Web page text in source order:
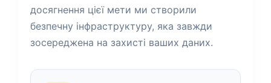
досягнення цієї мети ми створили
безпечну інфраструктуру, яка завжди
зосереджена на захисті ваших даних.